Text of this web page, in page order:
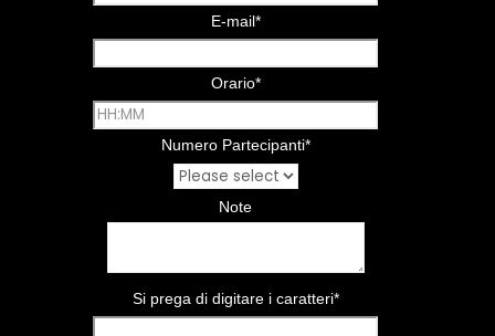
E-mail*
Orario*
Numero Partecipanti*
Note
Si prega di digitare i caratteri*